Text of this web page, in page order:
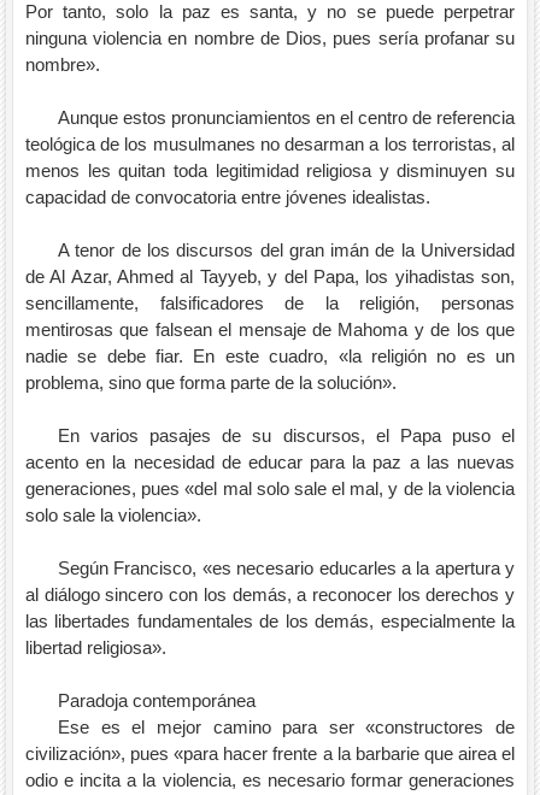
Por tanto, solo la paz es santa, y no se puede perpetrar
ninguna violencia en nombre de Dios, pues sería profanar su
nombre».
Aunque estos pronunciamientos en el centro de referencia
teológica de los musulmanes no desarman a los terroristas, al
menos les quitan toda legitimidad religiosa y disminuyen su
capacidad de convocatoria entre jóvenes idealistas.
A tenor de los discursos del gran imán de la Universidad
de Al Azar, Ahmed al Tayyeb, y del Papa, los yihadistas son,
sencillamente, falsificadores de la religión, personas
mentirosas que falsean el mensaje de Mahoma y de los que
nadie se debe fiar. En este cuadro, «la religión no es un
problema, sino que forma parte de la solución».
En varios pasajes de su discursos, el Papa puso el
acento en la necesidad de educar para la paz a las nuevas
generaciones, pues «del mal solo sale el mal, y de la violencia
solo sale la violencia».
Según Francisco, «es necesario educarles a la apertura y
al diálogo sincero con los demás, a reconocer los derechos y
las libertades fundamentales de los demás, especialmente la
libertad religiosa».
Paradoja contemporánea
Ese es el mejor camino para ser «constructores de
civilización», pues «para hacer frente a la barbarie que airea el
odio e incita a la violencia, es necesario formar generaciones